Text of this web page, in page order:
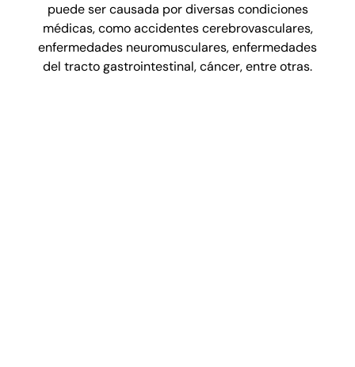
puede ser causada por diversas condiciones
médicas, como accidentes cerebrovasculares,
enfermedades neuromusculares, enfermedades
del tracto gastrointestinal, cáncer, entre otras.